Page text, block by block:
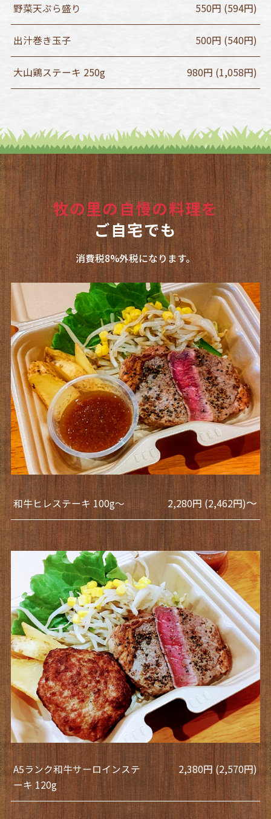
野菜天ぷら盛り 550円 (594円)
出汁巻き玉子 500円 (540円)
大山鶏ステーキ 250g 980円 (1,058円)
牧の里の自慢の料理を
ご自宅でも
消費税8%外税になります。
和牛ヒレステーキ 100g～ 2,280円 (2,462円)～
A5ランク和牛サーロインステ
ーキ 120g
2,380円 (2,570円)